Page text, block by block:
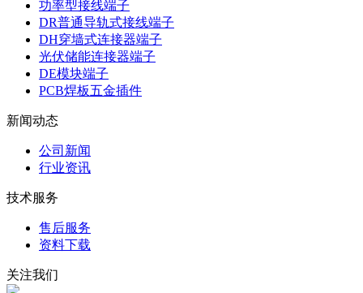
功率型接线端子
DR普通导轨式接线端子
DH穿墙式连接器端子
光伏储能连接器端子
DE模块端子
PCB焊板五金插件
新闻动态
公司新闻
行业资讯
技术服务
售后服务
资料下载
关注我们